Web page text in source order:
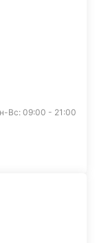
Вс: 09:00 - 21:00